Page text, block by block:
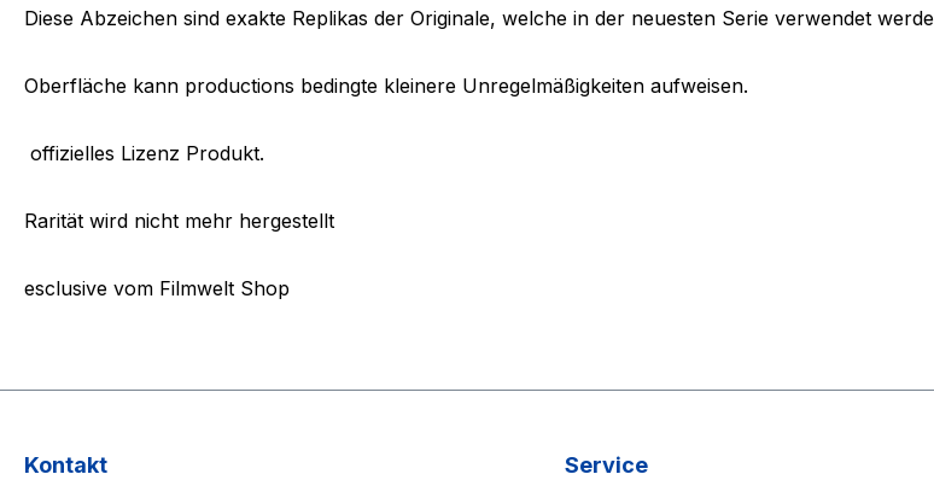
Diese Abzeichen sind exakte Replikas der Originale, welche in der neuesten Serie verwendet
Oberfläche kann productions bedingte kleinere Unregelmäßigkeiten aufweisen.
offizielles Lizenz Produkt.
Rarität wird nicht mehr hergestellt
esclusive vom Filmwelt Shop
Kontakt Service